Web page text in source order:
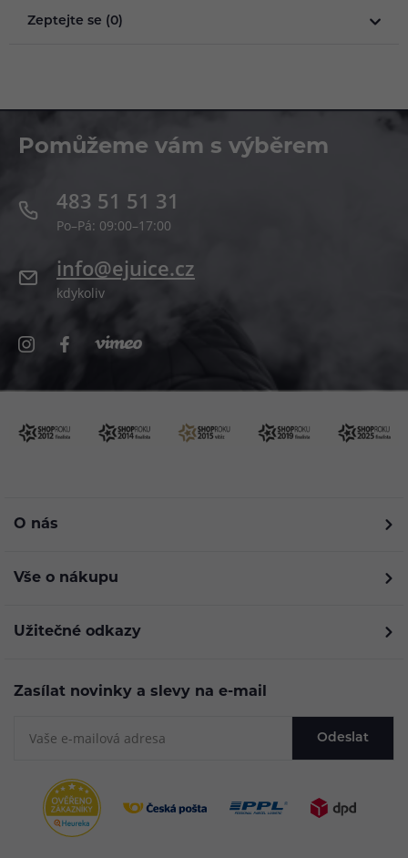
Zeptejte se (0)
Pomůžeme vám s výběrem
483 51 51 31
Po–Pá: 09:00–17:00
info@ejuice.cz
kdykoliv
O nás
Vše o nákupu
Užitečné odkazy
Zasílat novinky a slevy na e-mail
Odeslat